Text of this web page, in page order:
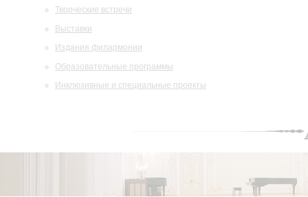
Творческие встречи
Выставки
Издания филармонии
Образовательные программы
Инклюзивные и специальные проекты